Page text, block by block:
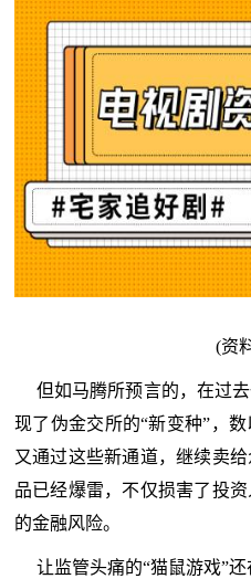
(资
但如马腾所预言的，在过
现了伪金交所的“新变种”，
又通过这些新通道，继续卖
品已经爆雷，不仅损害了投
的金融风险。
让监管头痛的“猫鼠游戏”还